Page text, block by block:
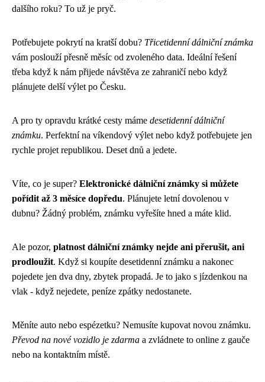
dalšího roku? To už je pryč.
Potřebujete pokrytí na kratší dobu? Třicetidenní dálniční známka
vám poslouží přesně měsíc od zvoleného data. Ideální řešení
třeba když k nám přijede návštěva ze zahraničí nebo když
plánujete delší výlet po Česku.
A pro ty opravdu krátké cesty máme desetidenní dálniční
známku. Perfektní na víkendový výlet nebo když potřebujete jen
rychle projet republikou. Deset dnů a jedete.
Víte, co je super? Elektronické dálniční známky si můžete
pořídit až 3 měsíce dopředu. Plánujete letní dovolenou v
dubnu? Žádný problém, známku vyřešíte hned a máte klid.
Ale pozor, platnost dálniční známky nejde ani přerušit, ani
prodloužit. Když si koupíte desetidenní známku a nakonec
pojedete jen dva dny, zbytek propadá. Je to jako s jízdenkou na
vlak - když nejedete, peníze zpátky nedostanete.
Měníte auto nebo espézetku? Nemusíte kupovat novou známku.
Převod na nové vozidlo je zdarma a zvládnete to online z gauče
nebo na kontaktním místě.